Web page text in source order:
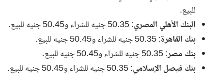
للبيع.
البنك الأهلي المصري: 50.35 جنيه للشراء و50.45 جنيه للبيع.
بنك القاهرة: 50.35 جنيه للشراء و50.45 جنيه للبيع.
بنك مصر: 50.35 جنيه للشراء و50.45 جنيه للبيع.
بنك فيصل الإسلامي: 50.35 جنيه للشراء و50.45 جنيه للبيع.